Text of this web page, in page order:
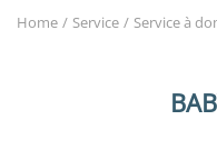
IMMOBILIER
Home Service Service à